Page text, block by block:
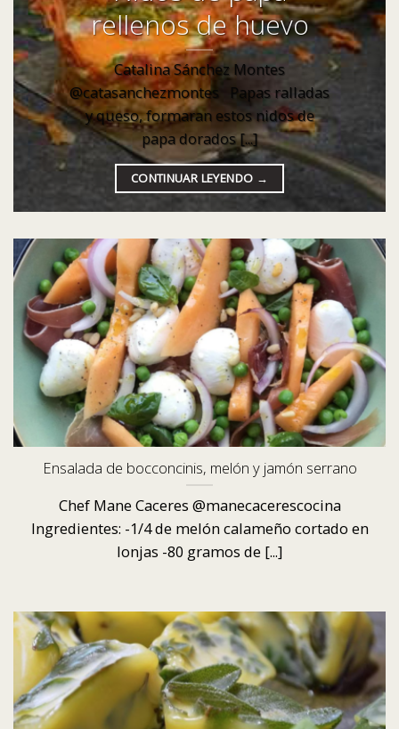
rellenos de huevo
Catalina Sánchez Montes
@catasanchezmontes Papas ralladas
y queso, formaran estos nidos de
papa dorados [...]
CONTINUAR LEYENDO →
Ensalada de bocconcinis, melón y jamón serrano
Chef Mane Caceres @manecacerescocina
Ingredientes: -1/4 de melón calameño cortado en
lonjas -80 gramos de [...]